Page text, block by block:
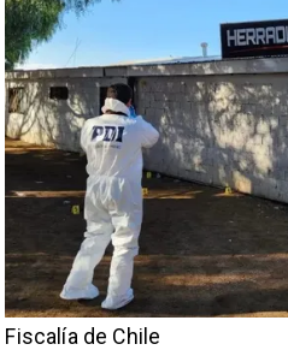
Fiscalía de Chile